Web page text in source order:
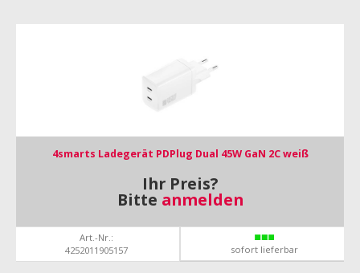
4smarts Ladegerät PDPlug Dual 45W GaN 2C weiß
Ihr Preis?
Bitte anmelden
Art.-Nr.:
4252011905157
sofort lieferbar